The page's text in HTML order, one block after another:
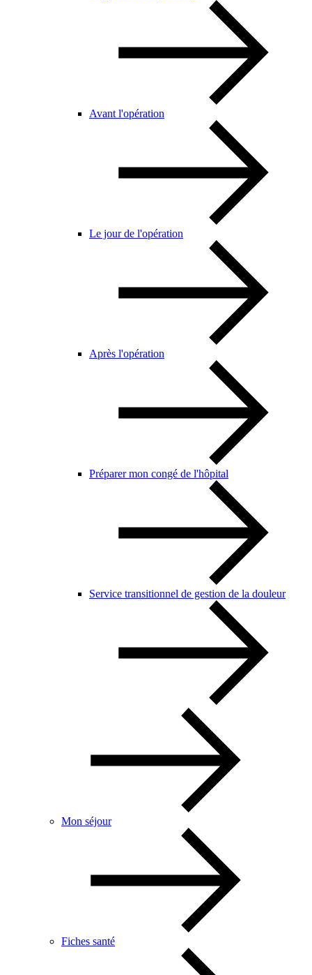
Avant l'opération
Le jour de l'opération
Après l'opération
Préparer mon congé de l'hôpital
Service transitionnel de gestion de la douleur
Mon séjour
Fiches santé